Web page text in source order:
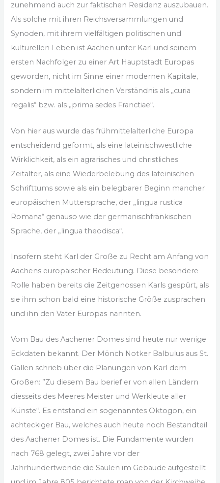
zunehmend auch zur faktischen Residenz auszubauen.
Als solche mit ihren Reichsversammlungen und
Synoden, mit ihrem vielfältigen politischen und
kulturellen Leben ist Aachen unter Karl und seinem
ersten Nachfolger zu einer Art Hauptstadt Europas
geworden, nicht im Sinne einer modernen Kapitale,
sondern im mittelalterlichen Verständnis als „curia
regalis“ bzw. als „prima sedes Franctiae“.
Von hier aus wurde das frühmittelalterliche Europa
entscheidend geformt, als eine lateinischwestliche
Wirklichkeit, als ein agrarisches und christliches
Zeitalter, als eine Wiederbelebung des lateinischen
Schrifttums sowie als ein belegbarer Beginn mancher
europäischen Muttersprache, der „lingua rustica
Romana“ genauso wie der germanischfränkischen
Sprache, der „lingua theodisca“.
Insofern steht Karl der Große zu Recht am Anfang von
Aachens europäischer Bedeutung. Diese besondere
Rolle haben bereits die Zeitgenossen Karls gespürt, als
sie ihm schon bald eine historische Größe zusprachen
und ihn den Vater Europas nannten.
Vom Bau des Aachener Domes sind heute nur wenige
Eckdaten bekannt. Der Mönch Notker Balbulus aus St.
Gallen schrieb über die Planungen von Karl dem
Großen: ”Zu diesem Bau berief er von allen Ländern
diesseits des Meeres Meister und Werkleute aller
Künste“. Es entstand ein sogenanntes Oktogon, ein
achteckiger Bau, welches auch heute noch Bestandteil
des Aachener Domes ist. Die Fundamente wurden
nach 768 gelegt, zwei Jahre vor der
Jahrhundertwende die Säulen im Gebäude aufgestellt